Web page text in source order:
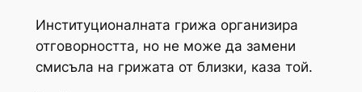
Институционалната грижа организира
отговорността, но не може да замени
смисъла на грижата от близки, каза той.